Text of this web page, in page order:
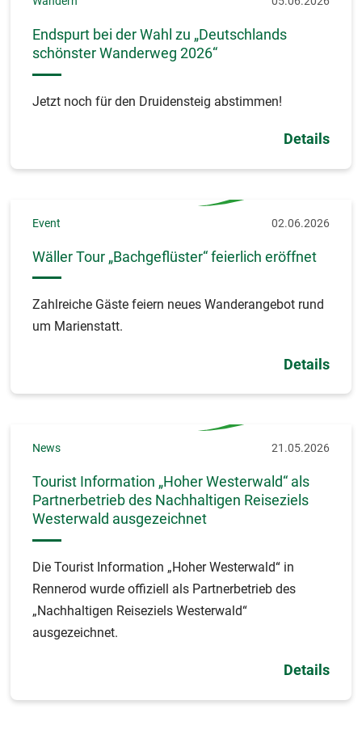
Endspurt bei der Wahl zu „Deutschlands
schönster Wanderweg 2026“
Jetzt noch für den Druidensteig abstimmen!
Details
Event 02.06.2026
Wäller Tour „Bachgeflüster“ feierlich eröffnet
Zahlreiche Gäste feiern neues Wanderangebot rund
um Marienstatt.
Details
News 21.05.2026
Tourist Information „Hoher Westerwald“ als
Partnerbetrieb des Nachhaltigen Reiseziels
Westerwald ausgezeichnet
Die Tourist Information „Hoher Westerwald“ in
Rennerod wurde offiziell als Partnerbetrieb des
„Nachhaltigen Reiseziels Westerwald“
ausgezeichnet.
Details